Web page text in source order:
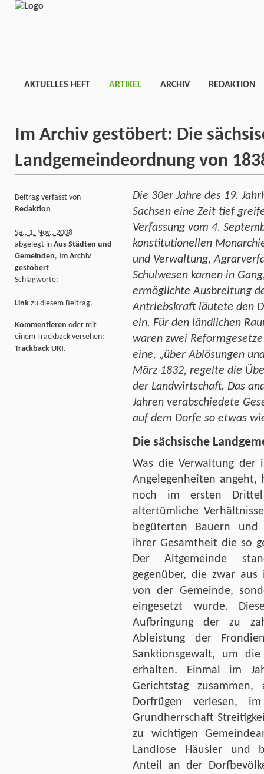
AKTUELLES HEFT ARTIKEL ARCHIV REDAKTION
Im Archiv gestöbert: Die
Landgemeindeordnung von
Die 30er Jahre des 19.
Sachsen eine Zeit tief
Verfassung vom 4.
konstitutionellen
und Verwaltung,
Schulwesen kamen in
ermöglichte Ausbreitung
Antriebskraft läutete den
ein. Für den ländlichen
waren zwei
eine, „über Ablösungen
März 1832, regelte die
der Landwirtschaft. Das
Jahren verabschiedete
auf dem Dorfe so etwas
Die sächsische
Was die Verwaltung der
Angelegenheiten
noch im ersten
altertümliche
begüterten Bauern und
ihrer Gesamtheit die so
Der Altgemeinde
gegenüber, die zwar
von der Gemeinde,
eingesetzt wurde.
Aufbringung der zu
Ableistung der
Sanktionsgewalt, um
erhalten. Einmal im
Gerichtstag
Dorfrügen verlesen,
Grundherrschaft
zu wichtigen
Landlose Häusler und
Anteil an der
Beitrag verfasst von
Redaktion
Sa., 1. Nov.. 2008
abgelegt in Aus Städten und
Gemeinden, Im Archiv
gestöbert
Schlagworte:
Link zu diesem Beitrag.
Kommentieren oder mit
einem Trackback versehen:
Trackback URI.